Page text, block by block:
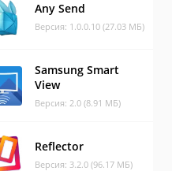
Any Send
Версия: 1.0.0.10 (27.03 МБ)
Samsung Smart
View
Версия: 2.0 (8.91 МБ)
Reflector
Версия: 3.2.0 (96.17 МБ)